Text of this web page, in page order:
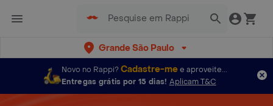
Grande São Paulo
Novo no Rappi? Cadastre-mee aproveite...
Entregas grátis por 15 dias! Aplicam T&C